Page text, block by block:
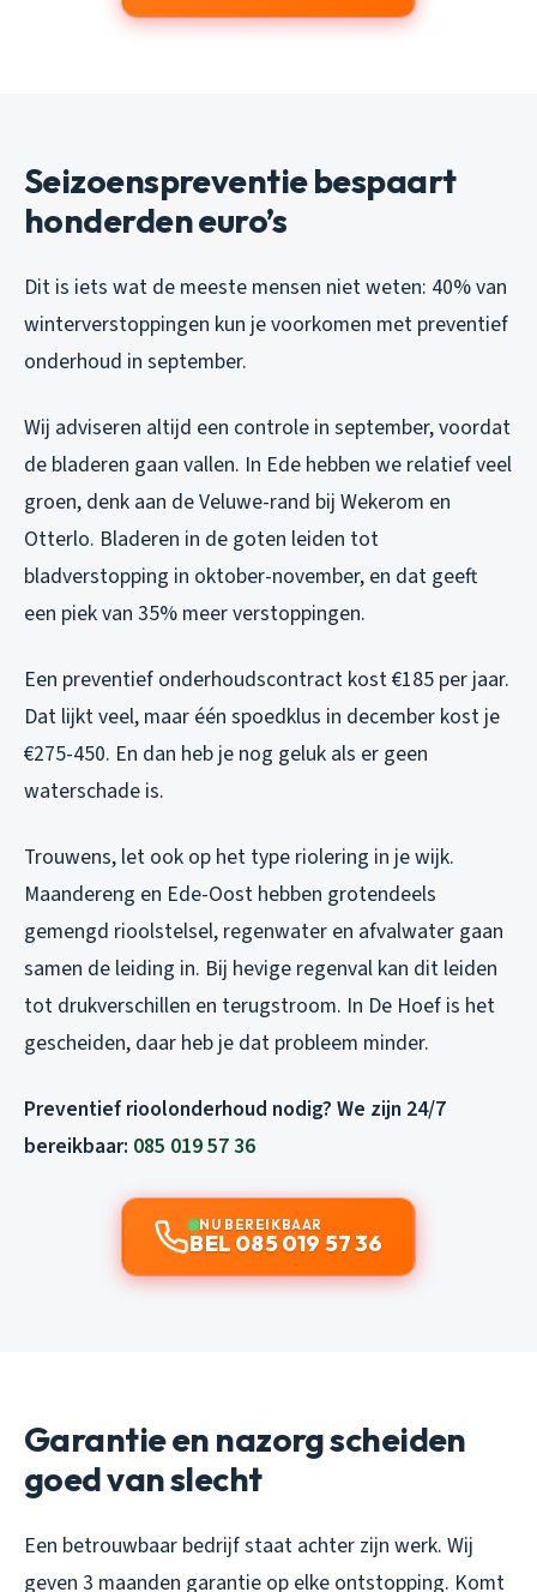
Seizoenspreventie bespaart
honderden euro’s
Dit is iets wat de meeste mensen niet weten: 40% van
winterverstoppingen kun je voorkomen met preventief
onderhoud in september.
Wij adviseren altijd een controle in september, voordat
de bladeren gaan vallen. In Ede hebben we relatief veel
groen, denk aan de Veluwe-rand bij Wekerom en
Otterlo. Bladeren in de goten leiden tot
bladverstopping in oktober-november, en dat geeft
een piek van 35% meer verstoppingen.
Een preventief onderhoudscontract kost €185 per jaar.
Dat lijkt veel, maar één spoedklus in december kost je
€275-450. En dan heb je nog geluk als er geen
waterschade is.
Trouwens, let ook op het type riolering in je wijk.
Maandereng en Ede-Oost hebben grotendeels
gemengd rioolstelsel, regenwater en afvalwater gaan
samen de leiding in. Bij hevige regenval kan dit leiden
tot drukverschillen en terugstroom. In De Hoef is het
gescheiden, daar heb je dat probleem minder.
Preventief rioolonderhoud nodig? We zijn 24/7
bereikbaar: 085 019 57 36
NU BEREIKBAAR
BEL 085 019 57 36
Garantie en nazorg scheiden
goed van slecht
Een betrouwbaar bedrijf staat achter zijn werk. Wij
geven 3 maanden garantie op elke ontstopping. Komt